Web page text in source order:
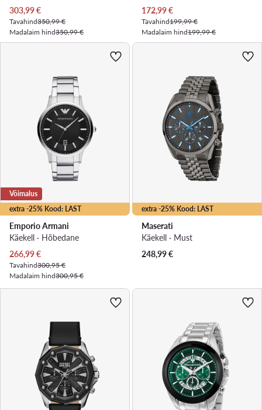
Praegune hind
303,99€
Tavahind350,99 €
Madalaim hind350,99 €
Praegune hind
172,99€
Tavahind199,99 €
Madalaim hind199,99 €
extra -25% Kood: LAST
Võimalus
Emporio Armani
Käekell · Hõbedane
Praegune hind
266,99€
Tavahind300,95 €
Madalaim hind300,95 €
extra -25% Kood: LAST
Maserati
Käekell · Must
248,99€